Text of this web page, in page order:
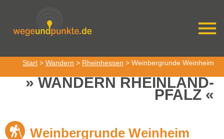
Start > Wandern > Rheinhessen > Weinbergrunde Weinheim
WANDERN RHEINLAND-
PFALZ
Weinbergrunde Weinheim